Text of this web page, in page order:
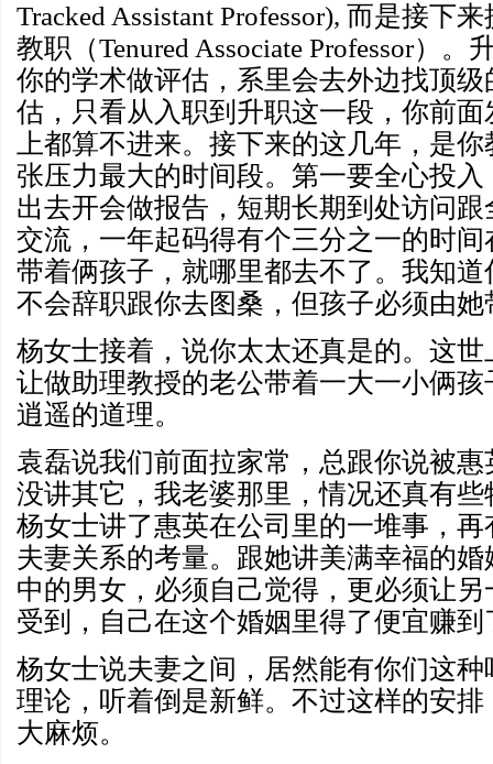
Tracked Assistant Professor), 而是接下来
教职（Tenured Associate Professor）。
你的学术做评估，系里会去外边找顶
估，只看从入职到升职这一段，你前
上都算不进来。接下来的这几年，是
张压力最大的时间段。第一要全心投
出去开会做报告，短期长期到处访问
交流，一年起码得有个三分之一的时
带着俩孩子，就哪里都去不了。我知
不会辞职跟你去图桑，但孩子必须由她
杨女士接着，说你太太还真是的。这
让做助理教授的老公带着一大一小俩
逍遥的道理。
袁磊说我们前面拉家常，总跟你说被
没讲其它，我老婆那里，情况还真有
杨女士讲了惠英在公司里的一堆事，
夫妻关系的考量。跟她讲美满幸福的
中的男女，必须自己觉得，更必须让
受到，自己在这个婚姻里得了便宜赚到
杨女士说夫妻之间，居然能有你们这
理论，听着倒是新鲜。不过这样的安
大麻烦。